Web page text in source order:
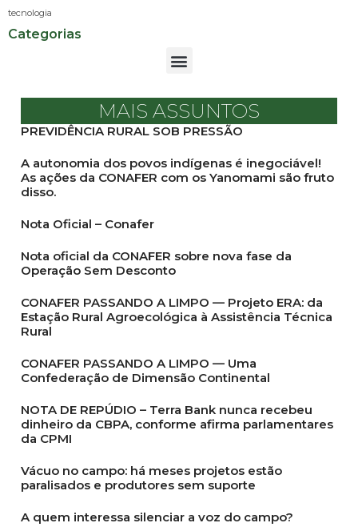
tecnologia
Categorias
MAIS ASSUNTOS
PREVIDÊNCIA RURAL SOB PRESSÃO
A autonomia dos povos indígenas é inegociável!
As ações da CONAFER com os Yanomami são fruto
disso.
Nota Oficial – Conafer
Nota oficial da CONAFER sobre nova fase da
Operação Sem Desconto
CONAFER PASSANDO A LIMPO — Projeto ERA: da
Estação Rural Agroecológica à Assistência Técnica
Rural
CONAFER PASSANDO A LIMPO — Uma
Confederação de Dimensão Continental
NOTA DE REPÚDIO – Terra Bank nunca recebeu
dinheiro da CBPA, conforme afirma parlamentares
da CPMI
Vácuo no campo: há meses projetos estão
paralisados e produtores sem suporte
A quem interessa silenciar a voz do campo?